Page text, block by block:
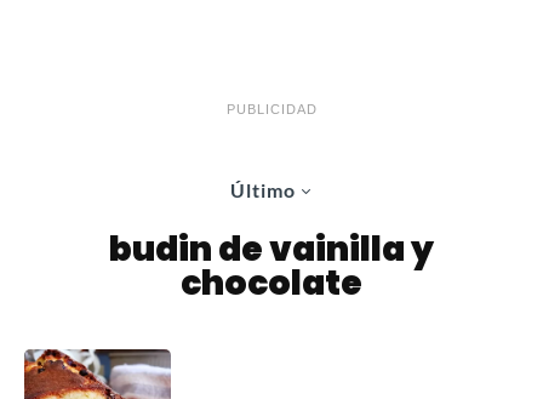
PUBLICIDAD
Último
budin de vainilla y
chocolate